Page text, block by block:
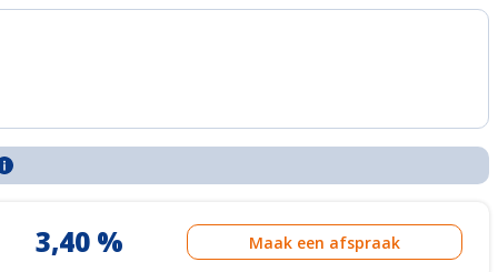
3,40 % Maak een afspraak